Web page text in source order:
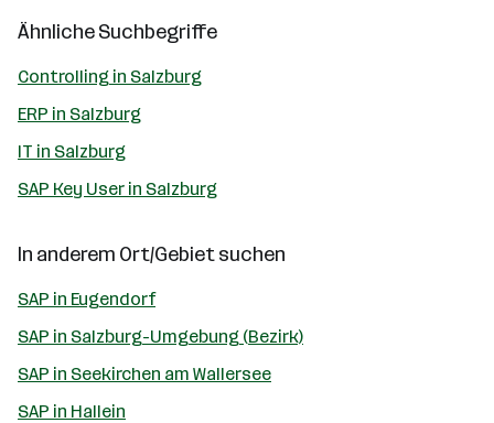
Ähnliche Suchbegriffe
Controlling in Salzburg
ERP in Salzburg
IT in Salzburg
SAP Key User in Salzburg
In anderem Ort/Gebiet suchen
SAP in Eugendorf
SAP in Salzburg-Umgebung (Bezirk)
SAP in Seekirchen am Wallersee
SAP in Hallein